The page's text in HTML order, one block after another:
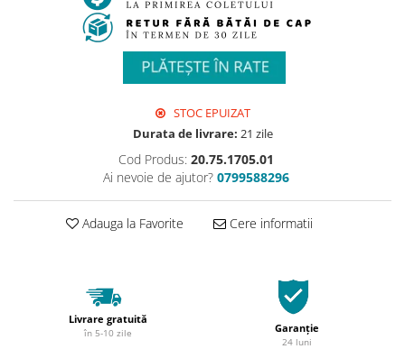
STOC EPUIZAT
Durata de livrare: 21 zile
Cod Produs: 20.75.1705.01
Ai nevoie de ajutor? 0799588296
Adauga la Favorite Cere informatii
Livrare gratuită
în 5-10 zile Garanție
24 luni